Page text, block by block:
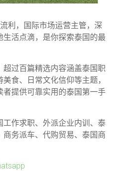
利，国际市场运营主管，深
活点滴，是你探索泰国的最
过百篇精选内容涵盖泰国职
食、日常文化信仰等主题，
提供可靠实用的泰国第一手
工作求职、外派企业内训、泰
务派车、代购贸易、泰国商